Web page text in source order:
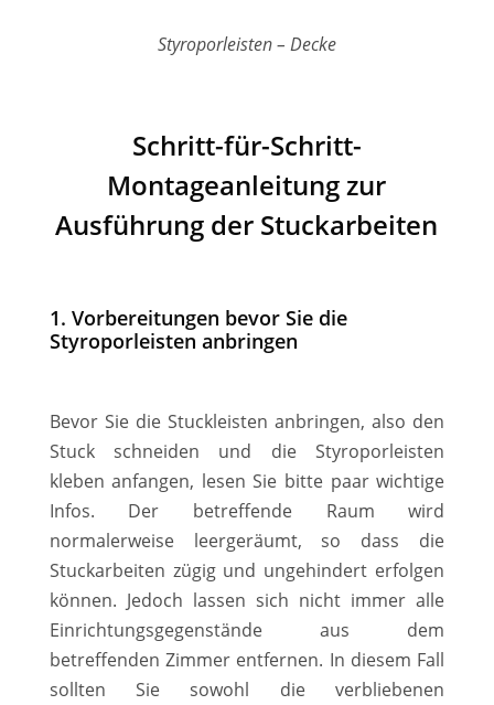
Styroporleisten – Decke
Schritt-für-Schritt-
Montageanleitung zur
Ausführung der Stuckarbeiten
1. Vorbereitungen bevor Sie die
Styroporleisten anbringen
Bevor Sie die Stuckleisten anbringen, also den
Stuck schneiden und die Styroporleisten
kleben anfangen, lesen Sie bitte paar wichtige
Infos. Der betreffende Raum wird
normalerweise leergeräumt, so dass die
Stuckarbeiten zügig und ungehindert erfolgen
können. Jedoch lassen sich nicht immer alle
Einrichtungsgegenstände aus dem
betreffenden Zimmer entfernen. In diesem Fall
sollten Sie sowohl die verbliebenen